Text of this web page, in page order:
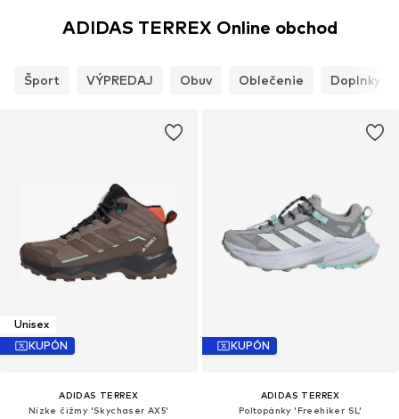
ADIDAS TERREX Online obchod
Šport VÝPREDAJ Obuv Oblečenie Doplnky
Unisex
KUPÓN
ADIDAS TERREX
Nízke čižmy 'Skychaser AX5'
KUPÓN
ADIDAS TERREX
Poltopánky 'Freehiker SL'